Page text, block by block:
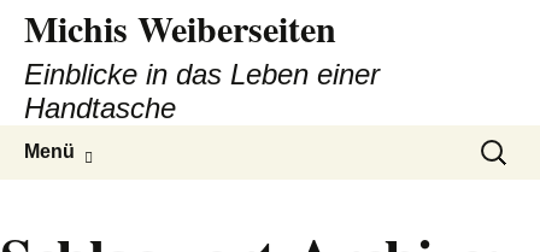
Michis Weiberseiten
Einblicke in das Leben einer
Handtasche
Menü
Suchen
nach: